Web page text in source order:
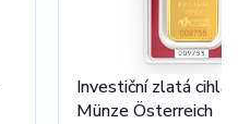
Investiční zlatá cihla
Münze Österreich